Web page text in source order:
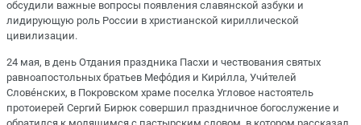
обсудили важные вопросы появления славянской азбуки и
лидирующую роль России в христианской кириллической
цивилизации.
24 мая, в день Отдания праздника Пасхи и чествования святых
равноапостольных братьев Мефо́дия и Кири́лла, Учи́телей
Слове́нских, в Покровском храме поселка Угловое настоятель
протоиерей Сергий Бирюк совершил праздничное богослужение и